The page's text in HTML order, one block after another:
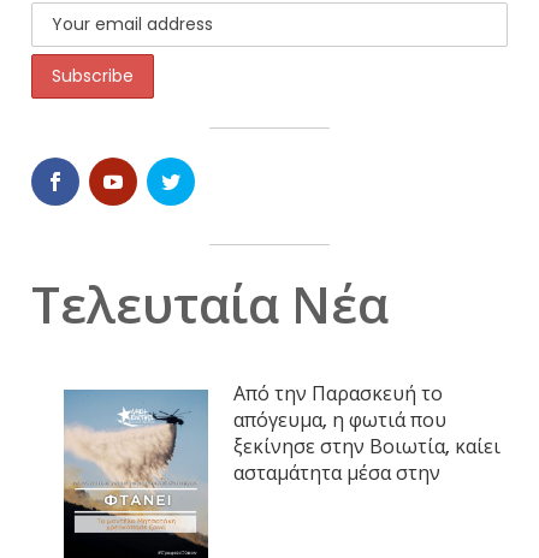
Τελευταία Νέα
Από την Παρασκευή το
απόγευμα, η φωτιά που
ξεκίνησε στην Βοιωτία, καίει
ασταμάτητα μέσα στην